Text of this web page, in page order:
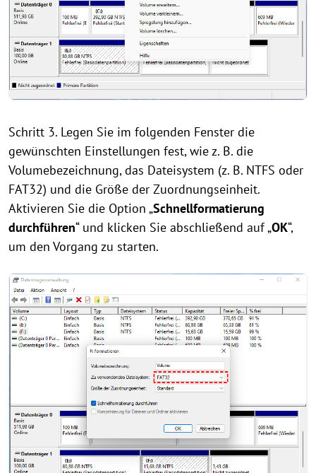
Schritt 3. Legen Sie im folgenden Fenster die
gewünschten Einstellungen fest, wie z. B. die
Volumebezeichnung, das Dateisystem (z. B. NTFS oder
FAT32) und die Größe der Zuordnungseinheit.
Aktivieren Sie die Option „Schnellformatierung
durchführen“ und klicken Sie abschließend auf „OK“,
um den Vorgang zu starten.